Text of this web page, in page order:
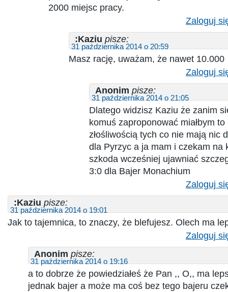
2000 miejsc pracy.
Zaloguj
:Kaziu pisze:
31 października 2014 o 20:59
Masz rację, uważam, że nawet 10.000
Zaloguj
Anonim pisze:
31 października 2014 o 21:05
Dlatego widzisz Kaziu że zanim
komuś zaproponować miałbym
złośliwością tych co nie mają nic
dla Pyrzyc a ja mam i czekam na
szkoda wcześniej ujawniać
3:0 dla Bajer Monachium
Zaloguj
:Kaziu pisze:
31 października 2014 o 19:01
Jak to tajemnica, to znaczy, że blefujesz. Olech ma
Zaloguj
Anonim pisze:
31 października 2014 o 19:16
a to dobrze że powiedziałeś że Pan ,, O,, ma
jednak bajer a może ma coś bez tego bajeru